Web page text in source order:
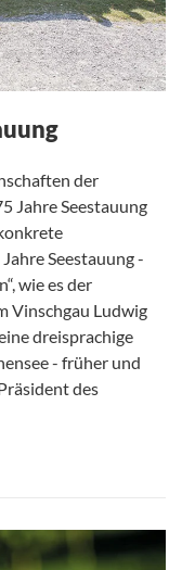
der
Jahre Seestauung
Seestauung -
wie es der
Vinschgau Ludwig
dreisprachige
- früher und
des